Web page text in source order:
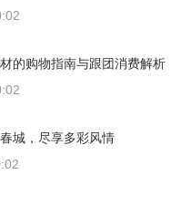
的购物指南与跟团消费解析
城，尽享多彩风情